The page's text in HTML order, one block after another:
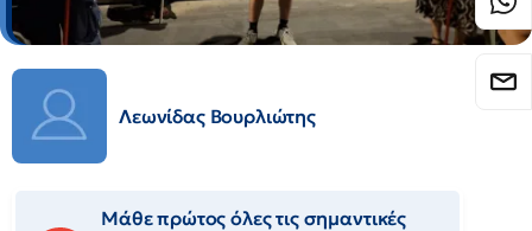
Λεωνίδας Βουρλιώτης
Μάθε πρώτος όλες τις σημαντικές